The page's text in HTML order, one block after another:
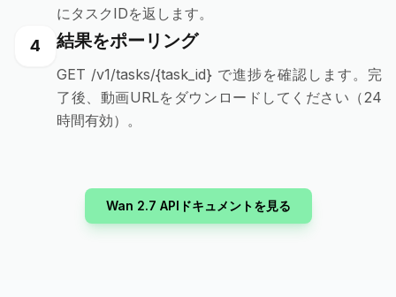
にタスクIDを返します。
4 結果をポーリング
GET /v1/tasks/{task_id} で進捗を確認します。完
了後、動画URLをダウンロードしてください（24
時間有効）。
Wan 2.7 APIドキュメントを見る